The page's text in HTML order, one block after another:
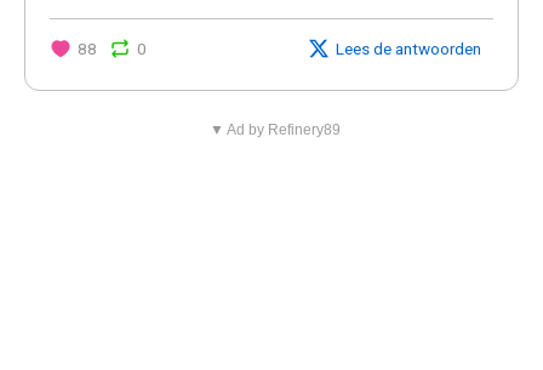
88 0 Lees de antwoorden
▼ Ad by Refinery89